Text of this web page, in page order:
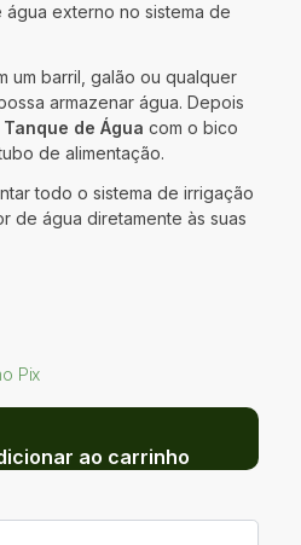
externo no sistema de
um barril, galão ou qualquer
armazenar água. Depois
de Água com o bico
de alimentação.
todo o sistema de irrigação
de água diretamente às suas
Pix
ao carrinho